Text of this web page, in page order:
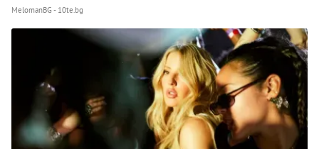
MelomanBG - 10te.bg